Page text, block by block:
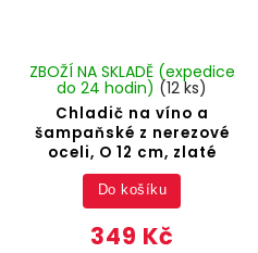
Chladič na víno a
šampaňské z nerezové
oceli, O 12 cm, zlaté
ZBOŽÍ NA SKLADĚ (expedice
do 24 hodin) (12 ks)
349 Kč
Do košíku